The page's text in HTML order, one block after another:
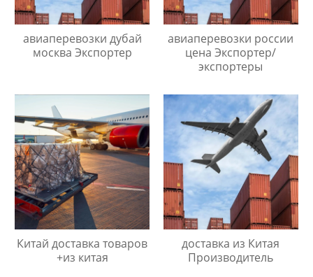
авиаперевозки дубай
москва Экспортер
авиаперевозки россии
цена Экспортер/
экспортеры
Китай доставка товаров
+из китая
доставка из Китая
Производитель